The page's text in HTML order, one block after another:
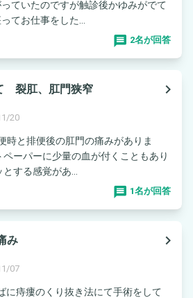
ていたのですが触診後かゆみがでて
てお仕事をした...
2名が回答
裂肛、肛門狭窄
navigate_next
20
時と排便後の肛門の痛みがありま
ーパーに少量の血が付くこともあり
する感覚があ...
1名が回答
み
navigate_next
07
に痔瘻のくり抜き法にて手術をして